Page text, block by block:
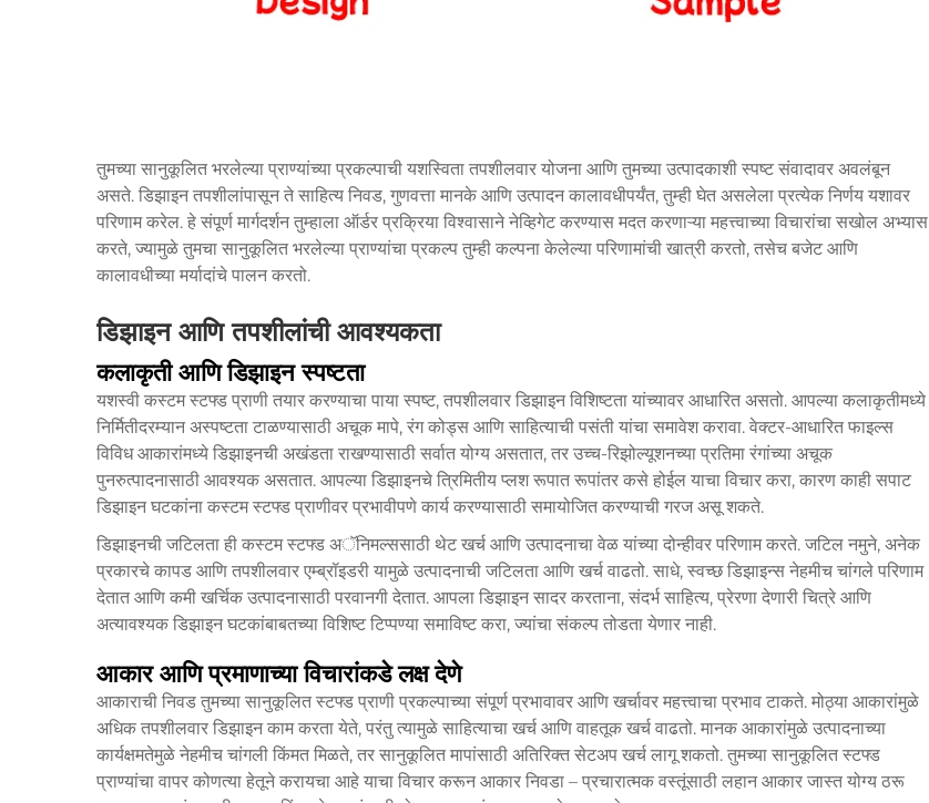
तुमच्या सानुकूलित भरलेल्या प्राण्यांच्या प्रकल्पाची यशस्विता तपशीलवार योजना आणि तुमच्या उत्पादकाशी स्पष्ट संवादावर अवलंबून
असते. डिझाइन तपशीलांपासून ते साहित्य निवड, गुणवत्ता मानके आणि उत्पादन कालावधीपर्यंत, तुम्ही घेत असलेला प्रत्येक निर्णय यशावर
परिणाम करेल. हे संपूर्ण मार्गदर्शन तुम्हाला ऑर्डर प्रक्रिया विश्वासाने नेव्हिगेट करण्यास मदत करणाऱ्या महत्त्वाच्या विचारांचा सखोल अभ्यास
करते, ज्यामुळे तुमचा सानुकूलित भरलेल्या प्राण्यांचा प्रकल्प तुम्ही कल्पना केलेल्या परिणामांची खात्री करतो, तसेच बजेट आणि
कालावधीच्या मर्यादांचे पालन करतो.
डिझाइन आणि तपशीलांची आवश्यकता
कलाकृती आणि डिझाइन स्पष्टता
यशस्वी कस्टम स्टफ्ड प्राणी तयार करण्याचा पाया स्पष्ट, तपशीलवार डिझाइन विशिष्टता यांच्यावर आधारित असतो. आपल्या कलाकृतीमध्ये
निर्मितीदरम्यान अस्पष्टता टाळण्यासाठी अचूक मापे, रंग कोड्स आणि साहित्याची पसंती यांचा समावेश करावा. वेक्टर-आधारित फाइल्स
विविध आकारांमध्ये डिझाइनची अखंडता राखण्यासाठी सर्वात योग्य असतात, तर उच्च-रिझोल्यूशनच्या प्रतिमा रंगांच्या अचूक
पुनरुत्पादनासाठी आवश्यक असतात. आपल्या डिझाइनचे त्रिमितीय प्लश रूपात रूपांतर कसे होईल याचा विचार करा, कारण काही सपाट
डिझाइन घटकांना कस्टम स्टफ्ड प्राणीवर प्रभावीपणे कार्य करण्यासाठी समायोजित करण्याची गरज असू शकते.
डिझाइनची जटिलता ही कस्टम स्टफ्ड अॅनिमल्ससाठी थेट खर्च आणि उत्पादनाचा वेळ यांच्या दोन्हीवर परिणाम करते. जटिल नमुने, अनेक
प्रकारचे कापड आणि तपशीलवार एम्ब्रॉइडरी यामुळे उत्पादनाची जटिलता आणि खर्च वाढतो. साधे, स्वच्छ डिझाइन्स नेहमीच चांगले परिणाम
देतात आणि कमी खर्चिक उत्पादनासाठी परवानगी देतात. आपला डिझाइन सादर करताना, संदर्भ साहित्य, प्रेरणा देणारी चित्रे आणि
अत्यावश्यक डिझाइन घटकांबाबतच्या विशिष्ट टिप्पण्या समाविष्ट करा, ज्यांचा संकल्प तोडता येणार नाही.
आकार आणि प्रमाणाच्या विचारांकडे लक्ष देणे
आकाराची निवड तुमच्या सानुकूलित स्टफ्ड प्राणी प्रकल्पाच्या संपूर्ण प्रभावावर आणि खर्चावर महत्त्वाचा प्रभाव टाकते. मोठ्या आकारांमुळे
अधिक तपशीलवार डिझाइन काम करता येते, परंतु त्यामुळे साहित्याचा खर्च आणि वाहतूक खर्च वाढतो. मानक आकारांमुळे उत्पादनाच्या
कार्यक्षमतेमुळे नेहमीच चांगली किंमत मिळते, तर सानुकूलित मापांसाठी अतिरिक्त सेटअप खर्च लागू शकतो. तुमच्या सानुकूलित स्टफ्ड
प्राण्यांचा वापर कोणत्या हेतूने करायचा आहे याचा विचार करून आकार निवडा – प्रचारात्मक वस्तूंसाठी लहान आकार जास्त योग्य ठरू